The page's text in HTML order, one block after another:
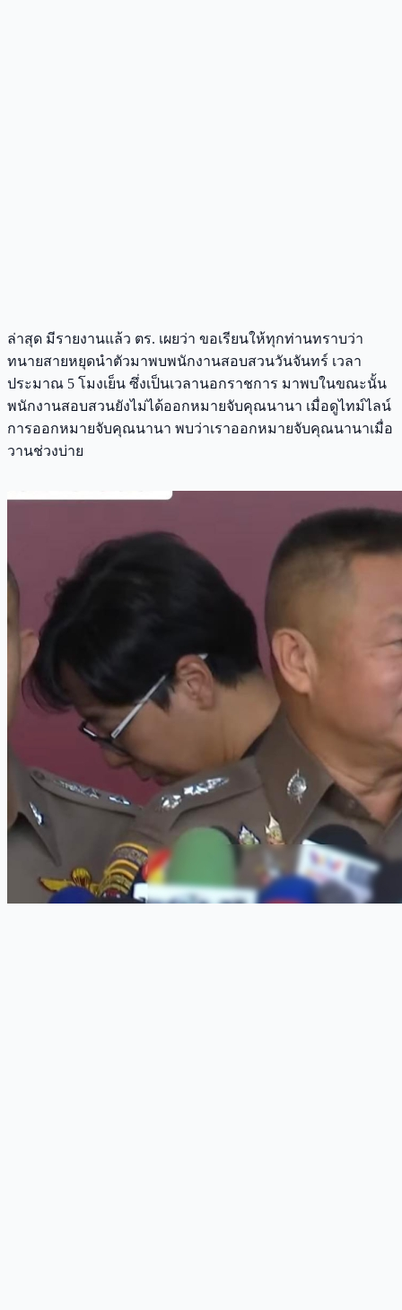
ล่าสุด มีรายงานแล้ว ตร. เผยว่า ขอเรียนให้ทุกท่านทราบว่า
ทนายสายหยุดนำตัวมาพบพนักงานสอบสวนวันจันทร์ เวลา
ประมาณ 5 โมงเย็น ซึ่งเป็นเวลานอกราชการ มาพบในขณะนั้น
พนักงานสอบสวนยังไม่ได้ออกหมายจับคุณนานา เมื่อดูไทม์ไลน์
การออกหมายจับคุณนานา พบว่าเราออกหมายจับคุณนานาเมื่อ
วานช่วงบ่าย